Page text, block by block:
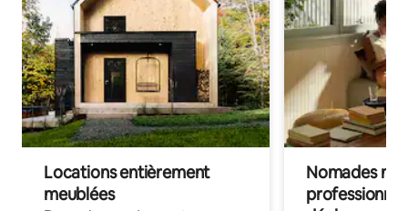
Locations entièrement
meublées
Nomades